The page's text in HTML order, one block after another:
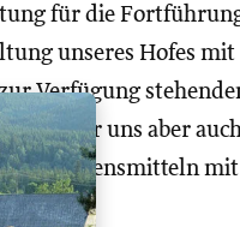
für die
unseres Hofes
Verfügung
ist für uns aber
von Lebensmitteln